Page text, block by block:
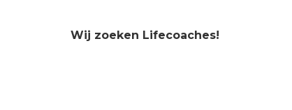
Wij zoeken Lifecoaches!